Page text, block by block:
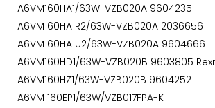
A6VM160HA1/63W-VZB020A 9604235
A6VM160HA1R2/63W-VZB020A 2036656
A6VM160HA1U2/63W-VZB020A 9604666
A6VM160HD1/63W-VZB020B 9603805
A6VM160HZ1/63W-VZB020B 9604252
A6VM 160EP1/63W/VZB017FPA-K